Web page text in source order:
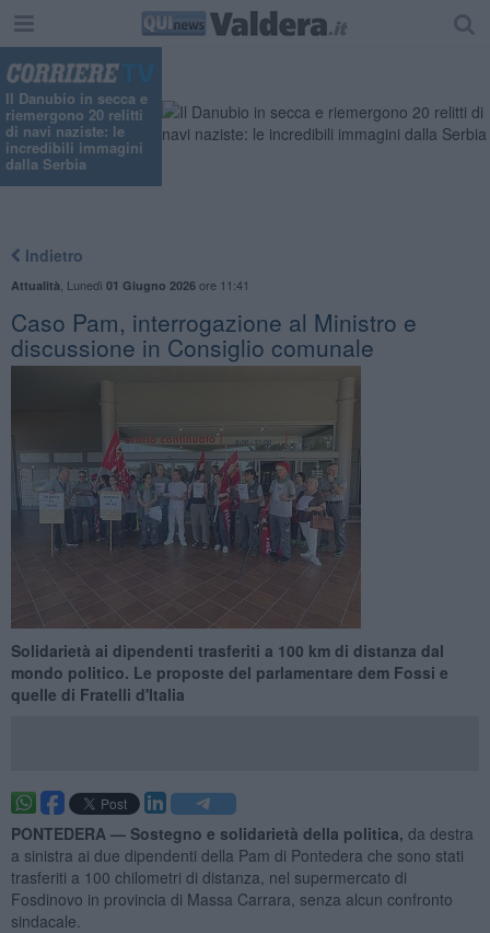
Il Danubio in secca e
riemergono 20 relitti
di navi naziste: le
incredibili immagini
dalla Serbia
Indietro
Attualità Lunedì 01 Giugno 2026ore 11:41
Caso Pam, interrogazione al Ministro e
discussione in Consiglio comunale
Solidarietà ai dipendenti trasferiti a 100 km di distanza dal
mondo politico. Le proposte del parlamentare dem Fossi e
quelle di Fratelli d'Italia
PONTEDERA — Sostegno e solidarietà della politica, da destra
a sinistra ai due dipendenti della Pam di Pontedera che sono stati
trasferiti a 100 chilometri di distanza, nel supermercato di
Fosdinovo in provincia di Massa Carrara, senza alcun confronto
sindacale.